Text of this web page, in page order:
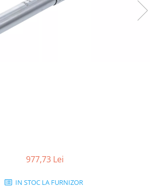
977,73 Lei
IN STOC LA FURNIZOR